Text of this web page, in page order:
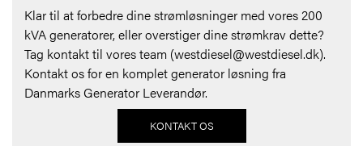
Klar til at forbedre dine strømløsninger med vores 200
kVA generatorer, eller overstiger dine strømkrav dette?
Tag kontakt til vores team (westdiesel@westdiesel.dk).
Kontakt os for en komplet generator løsning fra
Danmarks Generator Leverandør.
KONTAKT OS